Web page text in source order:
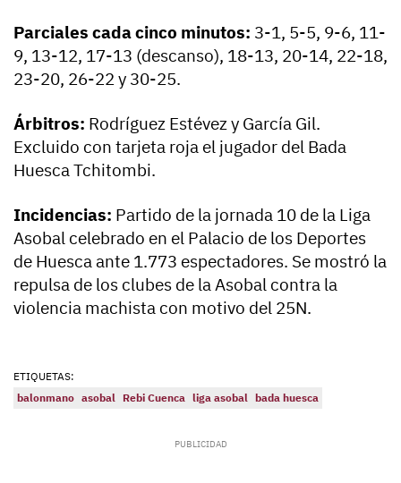
Parciales cada cinco minutos: 3-1, 5-5, 9-6, 11-
9, 13-12, 17-13 (descanso), 18-13, 20-14, 22-18,
23-20, 26-22 y 30-25.
Árbitros: Rodríguez Estévez y García Gil.
Excluido con tarjeta roja el jugador del Bada
Huesca Tchitombi.
Incidencias: Partido de la jornada 10 de la Liga
Asobal celebrado en el Palacio de los Deportes
de Huesca ante 1.773 espectadores. Se mostró la
repulsa de los clubes de la Asobal contra la
violencia machista con motivo del 25N.
ETIQUETAS:
balonmano asobal Rebi Cuenca liga asobal bada huesca